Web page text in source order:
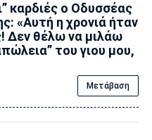
καρδιές ο Οδυσσέας
«Αυτή η χρονιά ήταν
Δεν θέλω να μιλάω
του γιου μου,
Μετάβαση